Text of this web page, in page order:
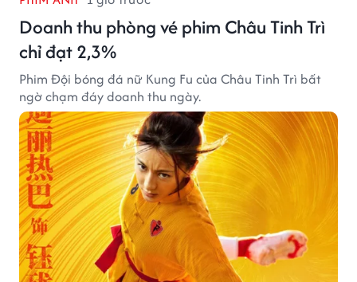
Doanh thu phòng vé phim Châu Tinh Trì
chỉ đạt 2,3%
Phim Đội bóng đá nữ Kung Fu của Châu Tinh Trì bất
ngờ chạm đáy doanh thu ngày.